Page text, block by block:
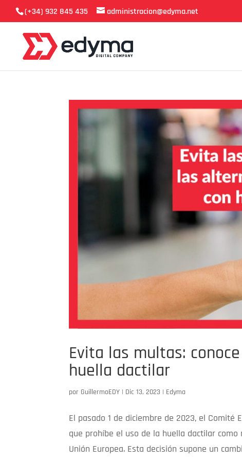
(+34) 932 845 435 administracion@edyma.net
Evita las multas:
huella dactilar
por GuillermoEDY | Dic 13, 2023 | Edyma
El pasado 1 de diciembre de 2023, el Comité
que prohíbe el uso de la huella dactilar
Unión Europea. Esta decisión supone un